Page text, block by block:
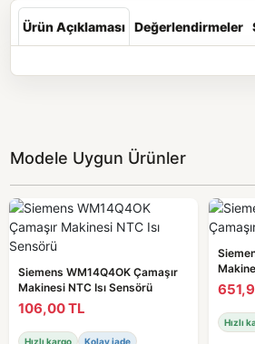
Ürün Açıklaması Değerlendirmeler
Modele Uygun Ürünler
Siemens WM14Q4OK Çamaşır
Makinesi NTC Isı Sensörü
106,00 TL
Hızlı kargo Kolay iade
Hızlı